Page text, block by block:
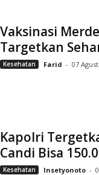
Vaksinasi
Targetkan
Kesehatan Farid - 07
Kapolri
Candi Bisa
Kesehatan Insetyonoto -